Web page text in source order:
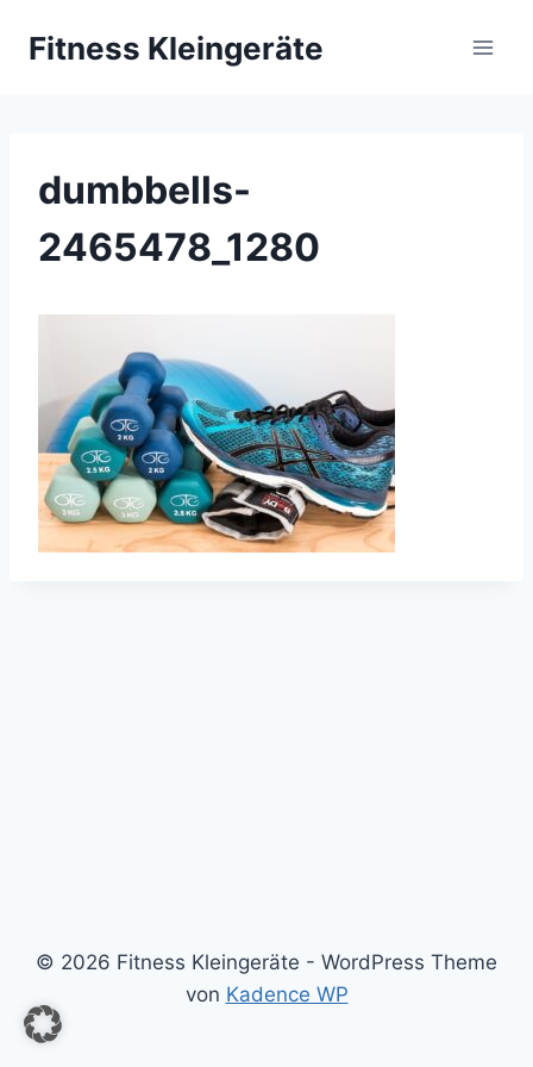
InhaltFitness Kleingeräte
dumbbells-
2465478_1280
© 2026 Fitness Kleingeräte - WordPress Theme
von Kadence WP